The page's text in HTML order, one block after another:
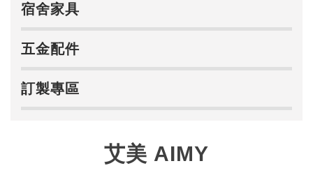
宿舍家具
五金配件
訂製專區
艾美 AIMY